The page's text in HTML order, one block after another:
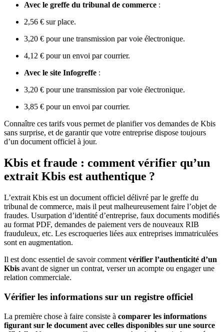
Avec le greffe du tribunal de commerce :
2,56 € sur place.
3,20 € pour une transmission par voie électronique.
4,12 € pour un envoi par courrier.
Avec le site Infogreffe :
3,20 € pour une transmission par voie électronique.
3,85 € pour un envoi par courrier.
Connaître ces tarifs vous permet de planifier vos demandes de Kbis
sans surprise, et de garantir que votre entreprise dispose toujours
d’un document officiel à jour.
Kbis et fraude : comment vérifier qu’un
extrait Kbis est authentique ?
L’extrait Kbis est un document officiel délivré par le greffe du
tribunal de commerce, mais il peut malheureusement faire l’objet de
fraudes. Usurpation d’identité d’entreprise, faux documents modifiés
au format PDF, demandes de paiement vers de nouveaux RIB
frauduleux, etc. Les escroqueries liées aux entreprises immatriculées
sont en augmentation.
Il est donc essentiel de savoir comment vérifier l’authenticité d’un
Kbis avant de signer un contrat, verser un acompte ou engager une
relation commerciale.
Vérifier les informations sur un registre officiel
La première chose à faire consiste à comparer les informations
figurant sur le document avec celles disponibles sur une source